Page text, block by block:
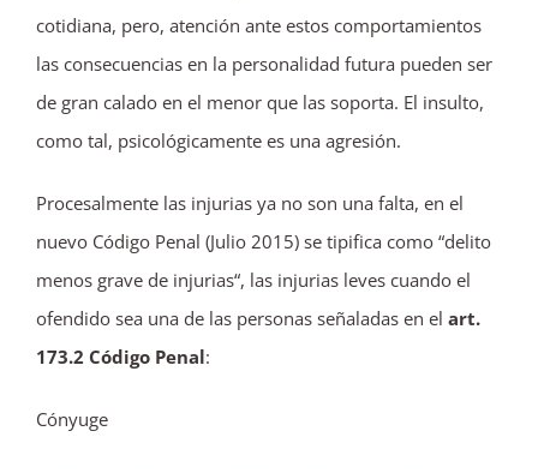
cotidiana, pero, atención ante estos comportamientos
las consecuencias en la personalidad futura pueden ser
de gran calado en el menor que las soporta. El insulto,
como tal, psicológicamente es una agresión.
Procesalmente las injurias ya no son una falta, en el
nuevo Código Penal (Julio 2015) se tipifica como “delito
menos grave de injurias“, las injurias leves cuando el
ofendido sea una de las personas señaladas en el art.
173.2 Código Penal:
Cónyuge